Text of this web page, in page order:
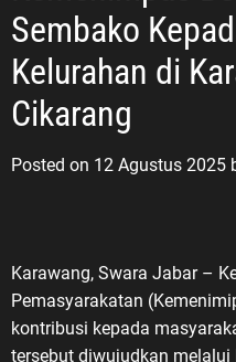
Sembako
Kelurahan di
Cikarang
Posted on 12 Agustus 2025
Karawang, Swara Jabar –
Pemasyarakatan
kontribusi kepada
tersebut diwujudkan